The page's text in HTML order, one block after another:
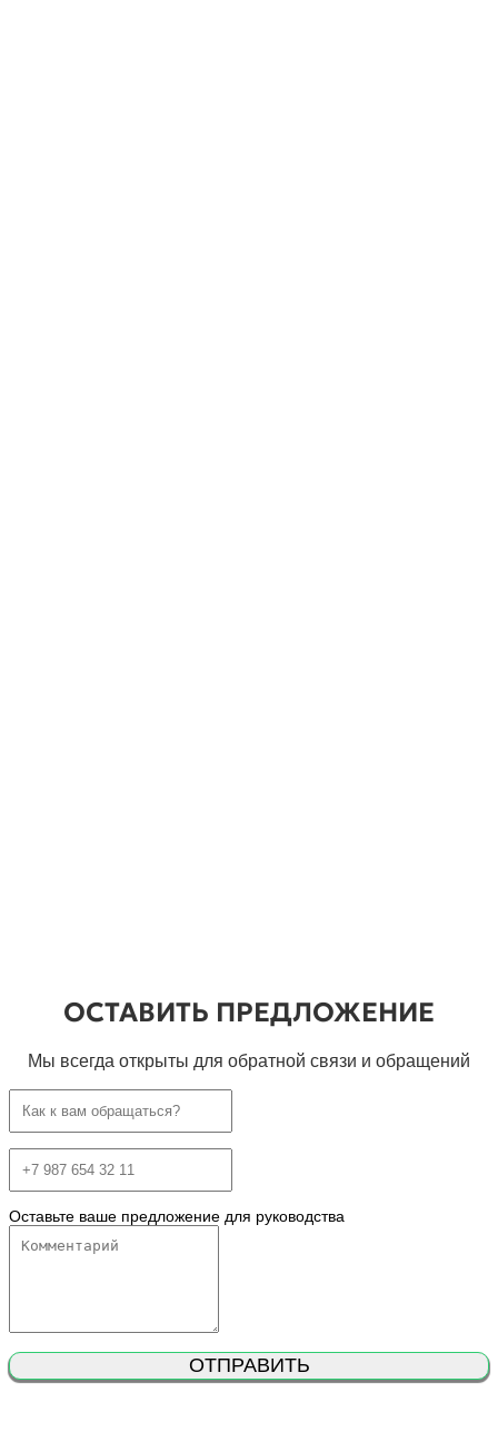
ОСТАВИТЬ ПРЕДЛОЖЕНИЕ
Мы всегда открыты для обратной связи и обращений
Оставьте ваше предложение для руководства
ОТПРАВИТЬ